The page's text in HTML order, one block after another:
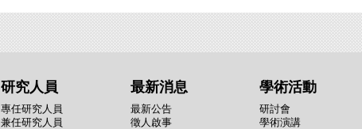
研究人員
專任研究人員
兼任研究人員
最新消息
最新公告
徵人啟事
學術活動
研討會
學術演講